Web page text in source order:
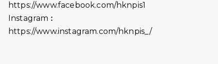
2026-06-18
猛龍長跑隊恆常練習 - 6月18日
2026-06-11
猛龍長跑隊恆常練習 - 6月11日（19:00
https://www.facebook.com/hknpis1
Instagram︰
https://www.instagram.com/hknpis_/